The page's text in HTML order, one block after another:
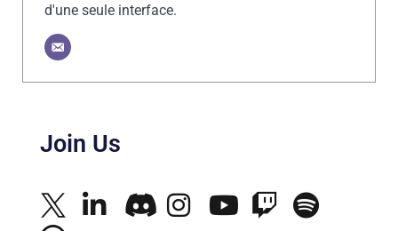
d'une seule interface.
Join Us